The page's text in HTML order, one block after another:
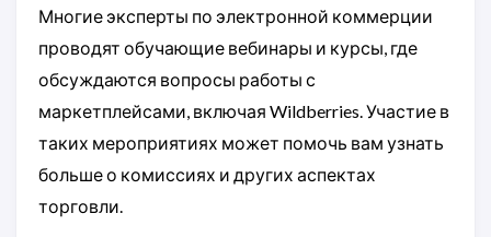
Многие эксперты по электронной коммерции
проводят обучающие вебинары и курсы, где
обсуждаются вопросы работы с
маркетплейсами, включая Wildberries. Участие в
таких мероприятиях может помочь вам узнать
больше о комиссиях и других аспектах
торговли.